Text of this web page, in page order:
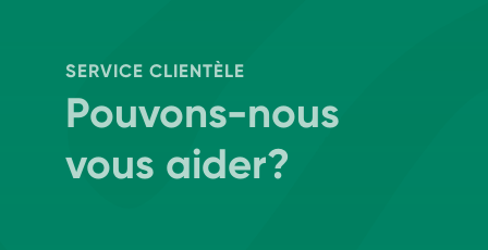
SERVICE CLIENTÈLE
Pouvons-nous
vous aider?